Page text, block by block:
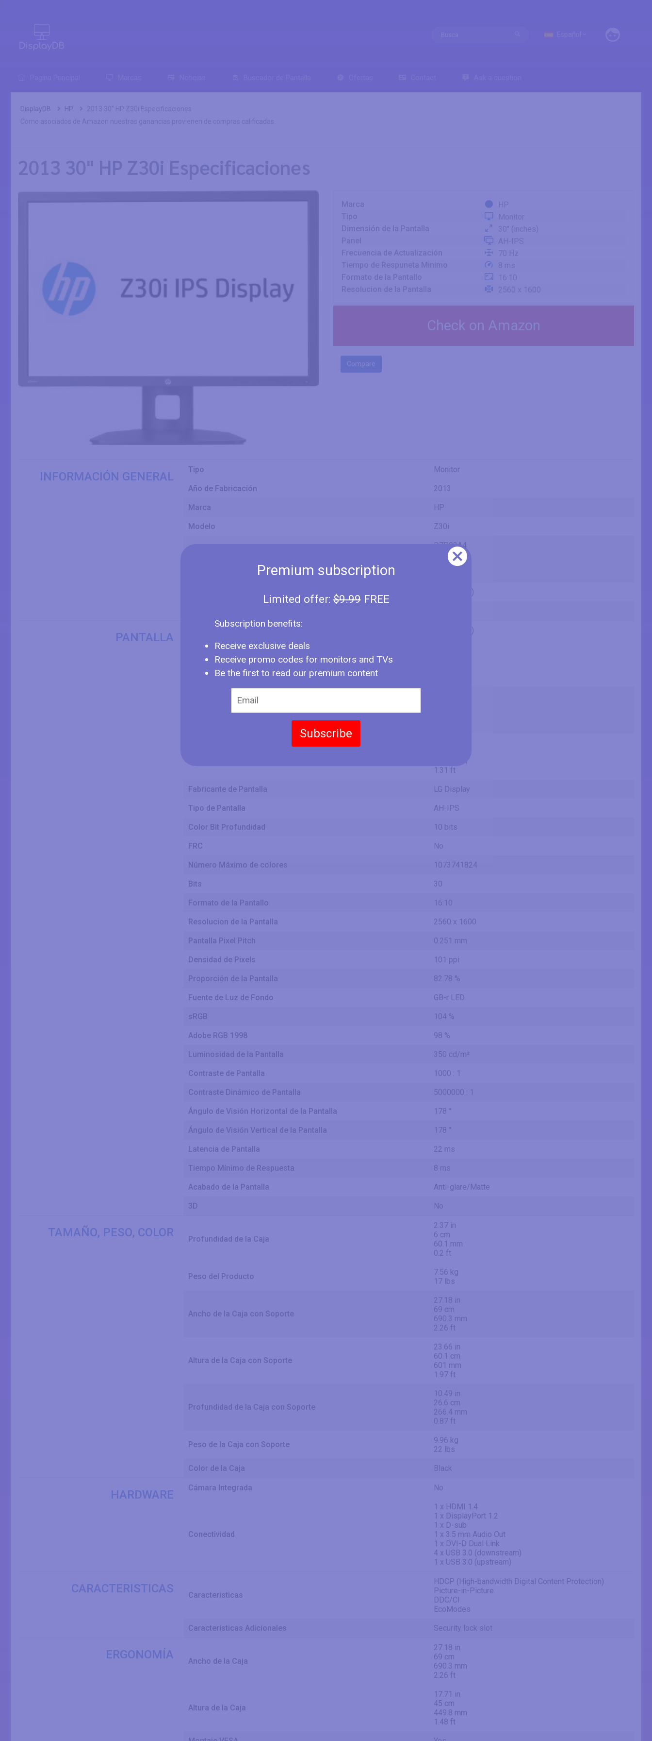
Premium subscription
Limited offer:$9.99FREE
Subscription benefits:
Receive exclusive deals
Receive promo codes for monitors and TVs
Be the first to read our premium content
Subscribe
DisplayDB HP
2013 30" HP Z30i Especificaciones
Como asociados de Amazon nuestras ganancias provienen de compras calificadas.
2013 30" HP Z30i Especificaciones
Marca
HP
Dimensión de la Pantalla
30" (inches)
Frecuencia de Actualización
70 Hz
Formato de la Pantallo
16:10
Check on Amazon
Compare
INFORMACIÓN GENERAL
Tipo Monitor
Año de Fabricación 2013
Marca HP
Modelo Z30i
D7P92A4
D7P92A8
D7P92AS
30" (inches)
PANTALLA
30" (inches)
Tamaño Diagonal
400.8 mm
1.31 ft
Fabricante de Pantalla LG Display
Tipo de Pantalla AH-IPS
Color Bit Profundidad 10 bits
FRC No
Número Máximo de colores 1073741824
Bits 30
Formato de la Pantallo 16:10
Resolucion de la Pantalla 2560 x 1600
Pantalla Pixel Pitch 0.251 mm
Densidad de Pixels 101 ppi
Proporción de la Pantalla 82.78 %
Fuente de Luz de Fondo GB-r LED
sRGB 104 %
Adobe RGB 1998 98 %
Luminosidad de la Pantalla 350 cd/m²
Contraste de Pantalla 1000 : 1
Contraste Dinámico de Pantalla 5000000 : 1
Ángulo de Visión Horizontal de la Pantalla 178 °
Ángulo de Visión Vertical de la Pantalla 178 °
Latencia de Pantalla 22 ms
Tiempo Mínimo de Respuesta 8 ms
Acabado de la Pantalla Anti-glare/Matte
3D No
TAMAÑO, PESO, COLOR Profundidad de la Caja
2.37 in
6 cm
60.1 mm
0.2 ft
Peso del Producto
7.56 kg
17 lbs
Ancho de la Caja con Soporte
27.18 in
69 cm
690.3 mm
2.26 ft
Altura de la Caja con Soporte
23.66 in
60.1 cm
601 mm
1.97 ft
Profundidad de la Caja con Soporte
10.49 in
26.6 cm
266.4 mm
0.87 ft
Peso de la Caja con Soporte
9.96 kg
22 lbs
Color de la Caja Black
HARDWARE
Cámara Integrada No
Conectividad
1 x HDMI 1.4
1 x DisplayPort 1.2
1 x D-sub
1 x 3.5 mm Audio Out
1 x DVI-D Dual Link
4 x USB 3.0 (downstream)
1 x USB 3.0 (upstream)
CARACTERISTICAS Caracteristicas
HDCP (High-bandwidth Digital Content Protection)
Picture-in-Picture
DDC/CI
EcoModes
Características Adicionales Security lock slot
ERGONOMÍA Ancho de la Caja
27.18 in
69 cm
690.3 mm
2.26 ft
Altura de la Caja
17.71 in
45 cm
449.8 mm
1.48 ft